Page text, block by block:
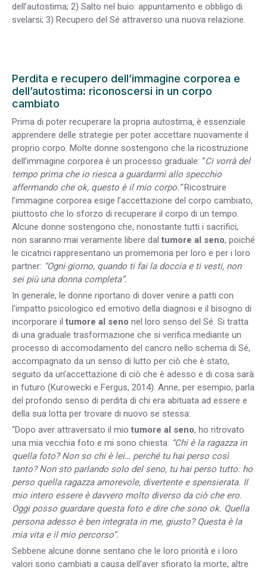
dell’autostima; 2) Salto nel buio: appuntamento e obbligo di
svelarsi; 3) Recupero del Sé attraverso una nuova relazione.
Perdita e recupero dell’immagine corporea e
dell’autostima: riconoscersi in un corpo
cambiato
Prima di poter recuperare la propria autostima, è essenziale
apprendere delle strategie per poter accettare nuovamente il
proprio corpo. Molte donne sostengono che la ricostruzione
dell’immagine corporea è un processo graduale: “Ci vorrà del
tempo prima che io riesca a guardarmi allo specchio
affermando che ok, questo è il mio corpo.”Ricostruire
l’immagine corporea esige l’accettazione del corpo cambiato,
piuttosto che lo sforzo di recuperare il corpo di un tempo.
Alcune donne sostengono che, nonostante tutti i sacrifici,
non saranno mai veramente libere dal tumore al seno, poiché
le cicatrici rappresentano un promemoria per loro e per i loro
partner: “Ogni giorno, quando ti fai la doccia e ti vesti, non
sei più una donna completa”.
In generale, le donne riportano di dover venire a patti con
l’impatto psicologico ed emotivo della diagnosi e il bisogno di
incorporare il tumore al seno nel loro senso del Sé. Si tratta
di una graduale trasformazione che si verifica mediante un
processo di accomodamento del cancro nello schema di Sé,
accompagnato da un senso di lutto per ciò che è stato,
seguito da un’accettazione di ciò che è adesso e di cosa sarà
in futuro (Kurowecki e Fergus, 2014). Anne, per esempio, parla
del profondo senso di perdita di chi era abituata ad essere e
della sua lotta per trovare di nuovo se stessa:
“Dopo aver attraversato il mio tumore al seno, ho ritrovato
una mia vecchia foto e mi sono chiesta: “Chi è la ragazza in
quella foto? Non so chi è lei… perché tu hai perso così
tanto? Non sto parlando solo del seno, tu hai perso tutto: ho
perso quella ragazza amorevole, divertente e spensierata. Il
mio intero essere è davvero molto diverso da ciò che ero.
Oggi posso guardare questa foto e dire che sono ok. Quella
persona adesso è ben integrata in me, giusto? Questa è la
mia vita e il mio percorso”.
Sebbene alcune donne sentano che le loro priorità e i loro
valori sono cambiati a causa dell’aver sfiorato la morte, altre